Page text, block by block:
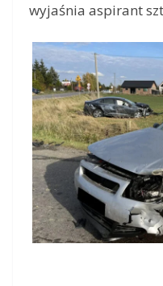
wyjaśnia aspirant